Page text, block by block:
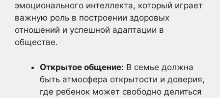
эмоционального интеллекта, который играет
важную роль в построении здоровых
отношений и успешной адаптации в
обществе.
Открытое общение: В семье должна
быть атмосфера открытости и доверия,
где ребенок может свободно делиться